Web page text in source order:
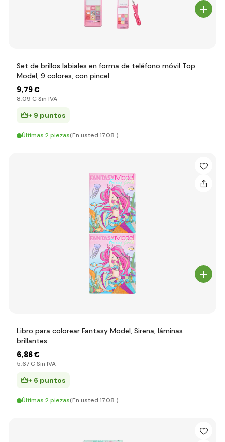
Set de brillos labiales en forma de teléfono móvil Top
Model, 9 colores, con pincel
9,79 €
8,09 € Sin IVA
+ 9 puntos
Últimas 2 piezas(En usted 17.08.)
Libro para colorear Fantasy Model, Sirena, láminas
brillantes
6,86 €
5,67 € Sin IVA
+ 6 puntos
Últimas 2 piezas(En usted 17.08.)